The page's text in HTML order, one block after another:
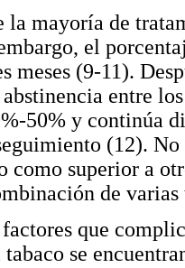
la mayoría de
el
meses (9-11).
entre
50% y continúa
(12).
como superior a
de
que
se